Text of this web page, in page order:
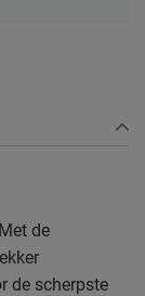
de
de scherpste